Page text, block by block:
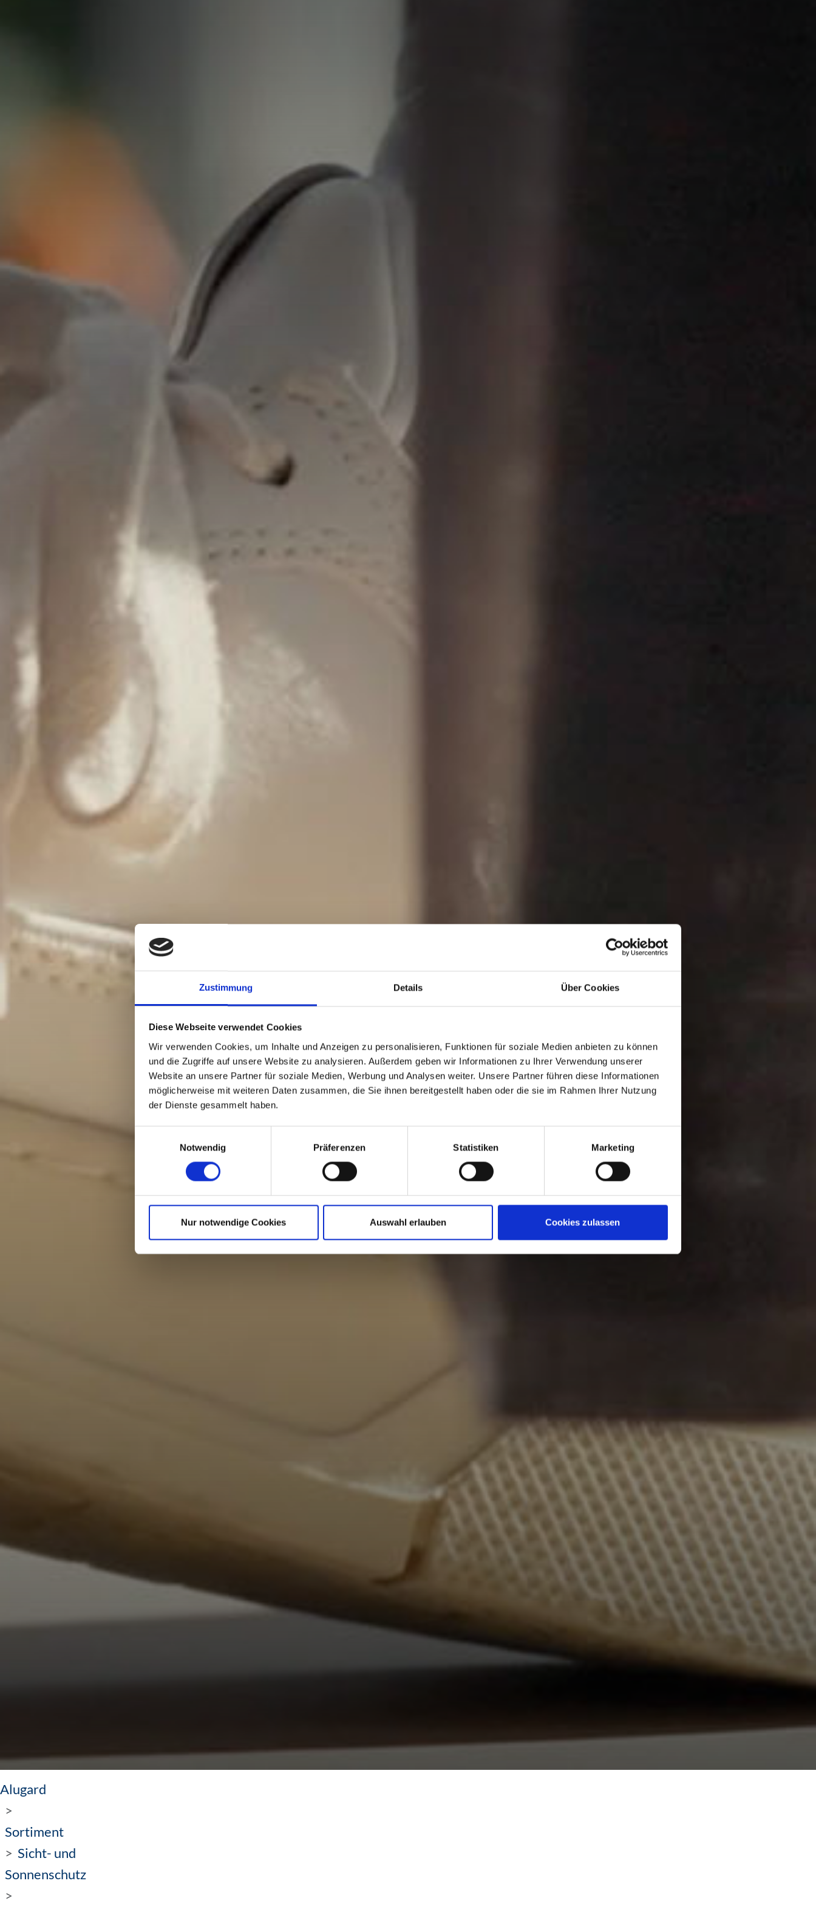
Zustimmung Details Über Cookies
Diese Webseite verwendet Cookies
Wir verwenden Cookies, um Inhalte und Anzeigen zu personalisieren, Funktionen für soziale Medien anbieten zu können
und die Zugriffe auf unsere Website zu analysieren. Außerdem geben wir Informationen zu Ihrer Verwendung unserer
Website an unsere Partner für soziale Medien, Werbung und Analysen weiter. Unsere Partner führen diese Informationen
möglicherweise mit weiteren Daten zusammen, die Sie ihnen bereitgestellt haben oder die sie im Rahmen Ihrer Nutzung
der Dienste gesammelt haben.
Notwendig
Präferenzen Statistiken Marketing
Nur notwendige Cookies Auswahl erlauben Cookies zulassen
Alugard
Sortiment
Sicht- und
Sonnenschutz